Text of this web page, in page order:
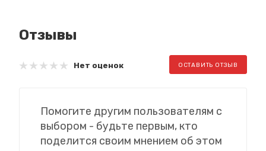
Отзывы
Нет оценок ОСТАВИТЬ ОТЗЫВ
Помогите другим пользователям с
выбором - будьте первым, кто
поделится своим мнением об этом